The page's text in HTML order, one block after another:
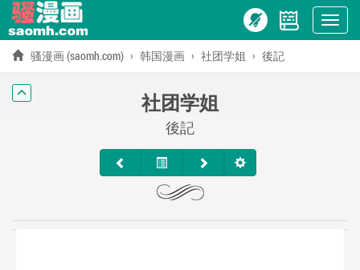
Show
menu
骚漫画 (saomh.com) 韩国漫画 社团学姐 後記
社团学姐
後記